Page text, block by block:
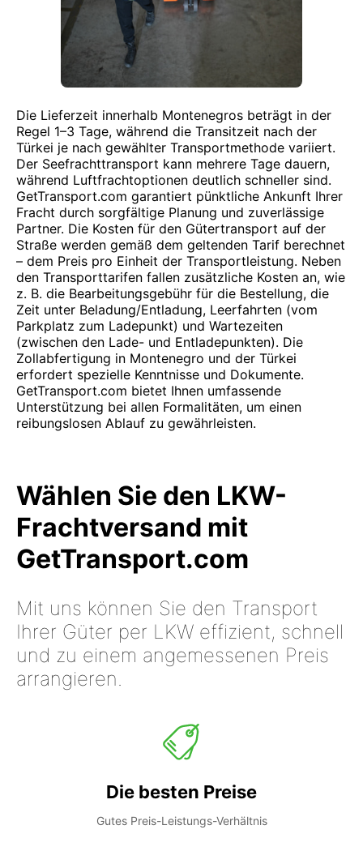
Die Lieferzeit innerhalb Montenegros beträgt in der
Regel 1–3 Tage, während die Transitzeit nach der
Türkei je nach gewählter Transportmethode variiert.
Der Seefrachttransport kann mehrere Tage dauern,
während Luftfrachtoptionen deutlich schneller sind.
GetTransport.com garantiert pünktliche Ankunft Ihrer
Fracht durch sorgfältige Planung und zuverlässige
Partner. Die Kosten für den Gütertransport auf der
Straße werden gemäß dem geltenden Tarif berechnet
– dem Preis pro Einheit der Transportleistung. Neben
den Transporttarifen fallen zusätzliche Kosten an, wie
z. B. die Bearbeitungsgebühr für die Bestellung, die
Zeit unter Beladung/Entladung, Leerfahrten (vom
Parkplatz zum Ladepunkt) und Wartezeiten
(zwischen den Lade- und Entladepunkten). Die
Zollabfertigung in Montenegro und der Türkei
erfordert spezielle Kenntnisse und Dokumente.
GetTransport.com bietet Ihnen umfassende
Unterstützung bei allen Formalitäten, um einen
reibungslosen Ablauf zu gewährleisten.
Wählen Sie den LKW-
Frachtversand mit
GetTransport.com
Mit uns können Sie den Transport
Ihrer Güter per LKW effizient, schnell
und zu einem angemessenen Preis
arrangieren.
Die besten Preise
Gutes Preis-Leistungs-Verhältnis